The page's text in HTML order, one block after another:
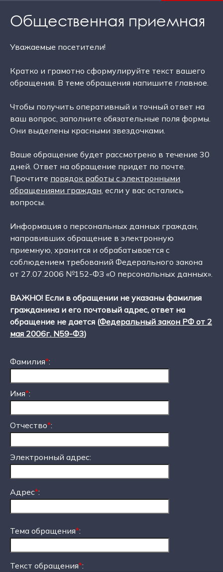
Общественная приемная
Уважаемые посетители!
Кратко и грамотно сформулируйте текст вашего
обращения. В теме обращения напишите главное.
Чтобы получить оперативный и точный ответ на
ваш вопрос, заполните обязательные поля формы.
Они выделены красными звездочками.
Ваше обращение будет рассмотрено в течение 30
дней. Ответ на обращение придет по почте.
Прочтите порядок работы с электронными
обращениями граждан, если у вас остались
вопросы.
Информация о персональных данных граждан,
направивших обращение в электронную
приемную, хранится и обрабатывается с
соблюдением требований Федерального закона
от 27.07.2006 №152-ФЗ «О персональных данных».
ВАЖНО! Если в обращении не указаны фамилия
гражданина и его почтовый адрес, ответ на
обращение не дается (Федеральный закон РФ от 2
мая 2006г. N59-Ф3)
Фамилия*:
Имя*:
Отчество*:
Электронный адрес:
Адрес*:
Тема обращения*:
Текст обращения*: